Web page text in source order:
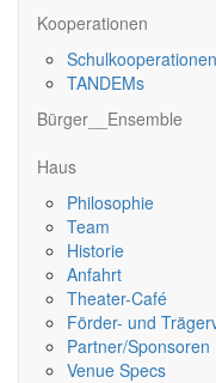
Kooperationen
Schulkooperationen
TANDEMs
Bürger__Ensemble
Haus
Philosophie
Team
Historie
Anfahrt
Theater-Café
Förder- und
Partner/Sponsoren
Venue Specs